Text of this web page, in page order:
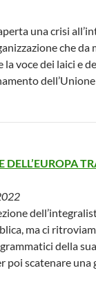
una crisi
che
voce dei laici e
ma ci
della
poi scatenare una